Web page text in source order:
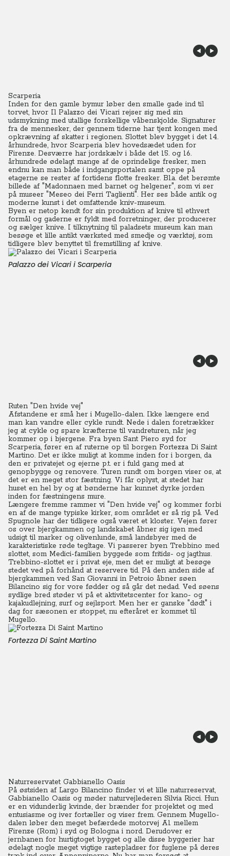
Scarperia
Inden for den gamle bymur løber den smalle gade ind til
torvet, hvor Il Palazzo dei Vicari rejser sig med sin
udsmykning med utallige forskellige våbenskjolde. Signaturer
fra de mennesker, der gennem tiderne har tjent kongen med
opkrævning af skatter i regionen. Slottet blev bygget i det 14.
århundrede, hvor Scarperia blev hovedsædet uden for
Firenze. Desværre har jordskælv i både det 15. og 16.
århundrede ødelagt mange af de oprindelige fresker, men
endnu kan man både i indgangsportalen samt oppe på
etagerne se rester af fortidens flotte fresker. Bl.a. det berømte
billede af "Madonnaen med barnet og helgener", som vi ser
på museer "Meseo dei Ferri Taglienti". Her ses både antik og
moderne kunst i det omfattende kniv-museum.
Byen er netop kendt for sin produktion af knive til ethvert
formål og gaderne er fyldt med forretninger, der producerer
og sælger knive. I tilknytning til paladsets museum kan man
besøge et lille antikt værksted med smedje og værktøj, som
tidligere blev benyttet til fremstilling af knive.
Palazzo dei Vicari i Scarperia
Ruten "Den hvide vej"
Afstandene er små her i Mugello-dalen. Ikke længere end
man kan vandre eller cykle rundt. Nede i dalen foretrækker
jeg at cykle og spare kræfterne til vandreturen, når jeg
kommer op i bjergene. Fra byen Sant Piero syd for
Scarperia, fører en af ruterne op til borgen Fortezza Di Saint
Martino. Det er ikke muligt at komme inden for i borgen, da
den er privatejet og ejerne p.t. er i fuld gang med at
genopbygge og renovere. Turen rundt om borgen viser os, at
det er en meget stor fæstning. Vi får oplyst, at stedet har
huset en hel by og at bønderne har kunnet dyrke jorden
inden for fæstningens mure.
Længere fremme rammer vi "Den hvide vej" og kommer forbi
en af de mange typiske kirker, som området er så rig på. Ved
Spugnole har der tidligere også været et kloster. Vejen fører
os over bjergkammen og landskabet åbner sig igen med
udsigt til marker og olivenlunde, små landsbyer med de
karakteristiske røde tegltage. Vi passerer byen Trebbino med
slottet, som Medici-familien byggede som fritids- og jagthus.
Trebbino-slottet er i privat eje, men det er muligt at besøge
stedet ved på forhånd at reservere tid. På den anden side af
bjergkammen ved San Giovanni in Petroio åbner søen
Bilancino sig for vore fødder og så går det nedad. Ved søens
sydlige bred støder vi på et aktivitetscenter for kano- og
kajakudlejning, surf og sejlsport. Men her er ganske "dødt" i
dag for sæsonen er stoppet, nu efteråret er kommet til
Mugello.
Fortezza Di Saint Martino
Naturreservatet Gabbianello Oasis
På østsiden af Largo Bilancino finder vi et lille naturreservat,
Gabbianello Oasis og møder naturvejlederen Silvia Ricci. Hun
er en vidunderlig kvinde, der brænder for projektet og med
entusiasme og iver fortæller og viser frem. Gennem Mugello-
dalen løber den meget befærdede motorvej A1 mellem
Firenze (Rom) i syd og Bologna i nord. Derudover er
jernbanen for hurtigtoget bygget og alle disse byggerier har
ødelagt nogle meget vigtige rastepladser for fuglene på deres